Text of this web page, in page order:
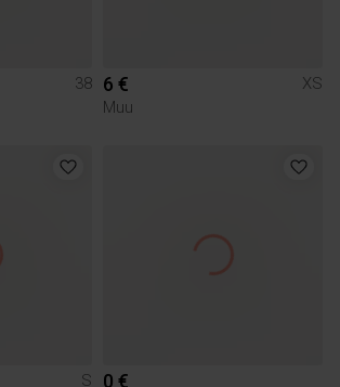
38
6 €
XS
Muu
S
0 €